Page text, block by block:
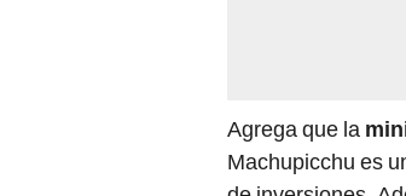
Agrega que la
Machupicchu es